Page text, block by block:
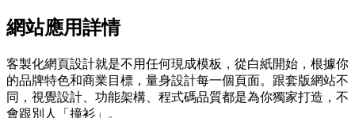
網站應用詳情
客製化網頁設計就是不用任何現成模板，從白紙開始，根據你
的品牌特色和商業目標，量身設計每一個頁面。跟套版網站不
同，視覺設計、功能架構、程式碼品質都是為你獨家打造，不
會跟別人「撞衫」。